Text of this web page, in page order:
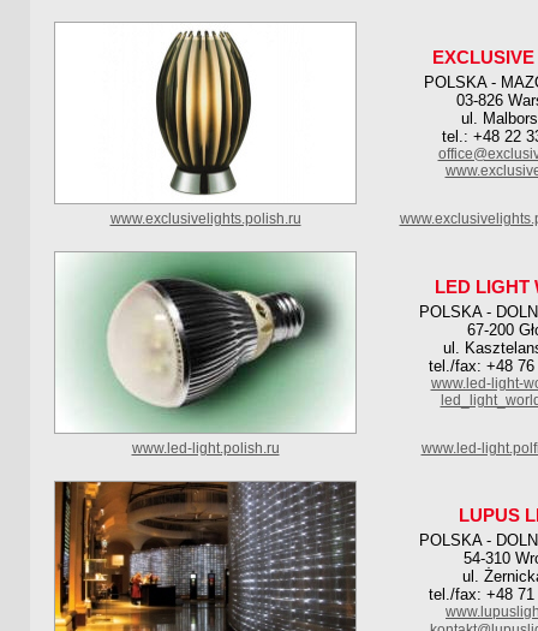
POLSKA -
03-826
ul.
tel.: +48 22
www.exclusivelights.polish.ru
LED LIGHT
POLSKA -
67-200
ul.
tel./fax: +48 76
www.led-light-
www.led-light.polish.ru www.led-
LUPUS
POLSKA -
54-310
ul.
tel./fax: +48 71